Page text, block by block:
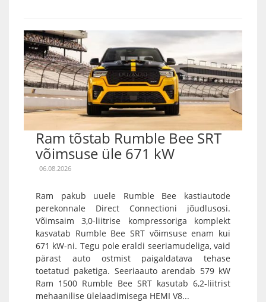
Ram tõstab Rumble Bee SRT
võimsuse üle 671 kW
06.08.2026
Ram pakub uuele Rumble Bee kastiautode
perekonnale Direct Connectioni jõudlusosi.
Võimsaim 3,0-liitrise kompressoriga komplekt
kasvatab Rumble Bee SRT võimsuse enam kui
671 kW-ni. Tegu pole eraldi seeriamudeliga, vaid
pärast auto ostmist paigaldatava tehase
toetatud paketiga. Seeriaauto arendab 579 kW
Ram 1500 Rumble Bee SRT kasutab 6,2-liitrist
mehaanilise ülelaadimisega HEMI V8...